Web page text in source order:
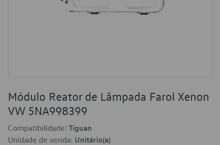
Módulo Reator de Lâmpada Farol Xenon
VW 5NA998399
Compatibilidade: Tiguan
Unidade de venda: Unitário(a)